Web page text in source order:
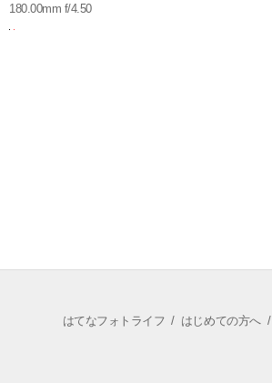
180.00mm f/4.50
はてなフォトライフ / はじめての方へ/